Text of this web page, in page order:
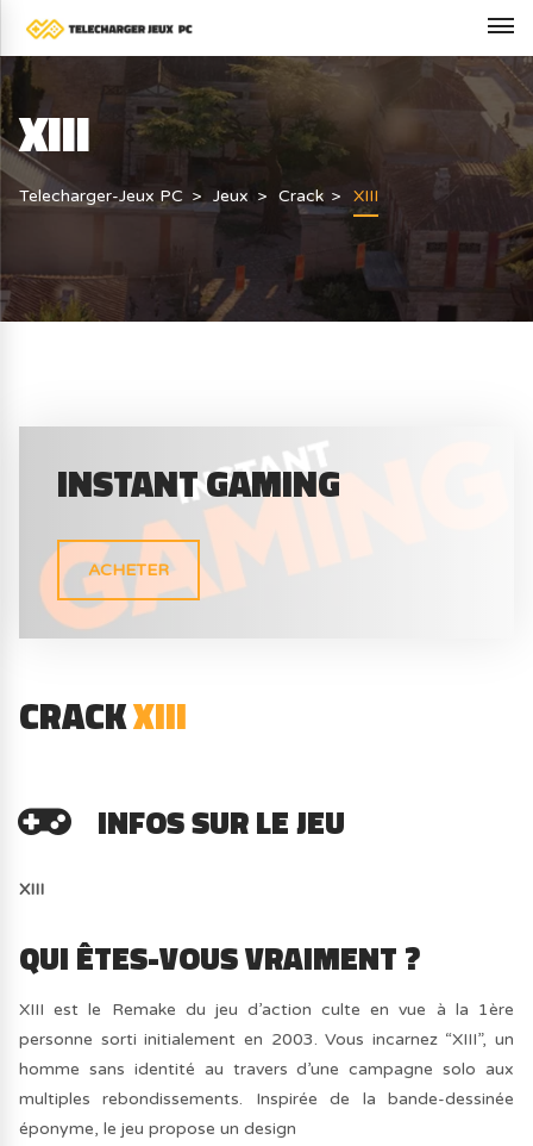
XIII
Telecharger-Jeux PC Jeux Crack XIII
INSTANT GAMING
ACHETER
CRACKXIII
INFOS SUR LE JEU
XIII
QUI ÊTES-VOUS VRAIMENT ?
XIII est le Remake du jeu d’action culte en vue à la 1ère
personne sorti initialement en 2003. Vous incarnez “XIII”, un
homme sans identité au travers d’une campagne solo aux
multiples rebondissements. Inspirée de la bande-dessinée
éponyme, le jeu propose un design